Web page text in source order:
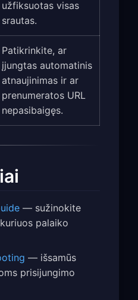
užfiksuotas visas
srautas.
Patikrinkite, ar
įjungtas automatinis
atnaujinimas ir ar
prenumeratos URL
nepasibaigęs.
— sužinokite
palaiko
— išsamūs
prisijungimo